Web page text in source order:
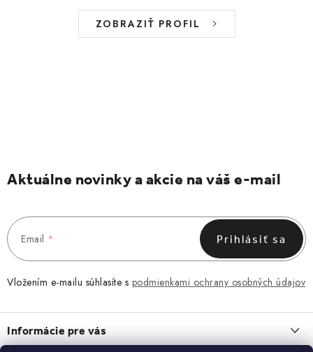
ZOBRAZIŤ PROFIL
Aktuálne novinky a akcie na váš e-mail
Email
Vložením e-mailu súhlasíte s podmienkami ochrany osobných údajov
Prihlásiť sa
á
pInformácie pre vás